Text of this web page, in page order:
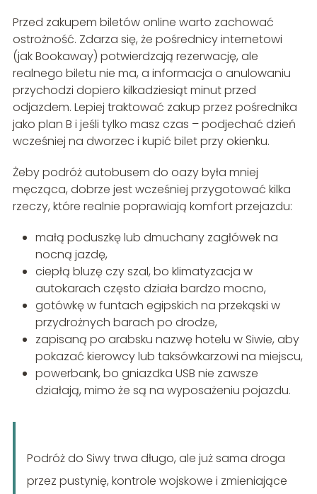
Przed zakupem biletów online warto zachować
ostrożność. Zdarza się, że pośrednicy internetowi
(jak Bookaway) potwierdzają rezerwację, ale
realnego biletu nie ma, a informacja o anulowaniu
przychodzi dopiero kilkadziesiąt minut przed
odjazdem. Lepiej traktować zakup przez pośrednika
jako plan B i jeśli tylko masz czas – podjechać dzień
wcześniej na dworzec i kupić bilet przy okienku.
Żeby podróż autobusem do oazy była mniej
męcząca, dobrze jest wcześniej przygotować kilka
rzeczy, które realnie poprawiają komfort przejazdu:
małą poduszkę lub dmuchany zagłówek na
nocną jazdę,
ciepłą bluzę czy szal, bo klimatyzacja w
autokarach często działa bardzo mocno,
gotówkę w funtach egipskich na przekąski w
przydrożnych barach po drodze,
zapisaną po arabsku nazwę hotelu w Siwie, aby
pokazać kierowcy lub taksówkarzowi na miejscu,
powerbank, bo gniazdka USB nie zawsze
działają, mimo że są na wyposażeniu pojazdu.
Podróż do Siwy trwa długo, ale już sama droga
przez pustynię, kontrole wojskowe i zmieniające